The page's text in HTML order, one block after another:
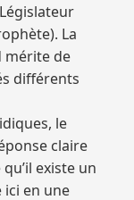
La
mérite de
différents
le
claire
existe un
ici en une